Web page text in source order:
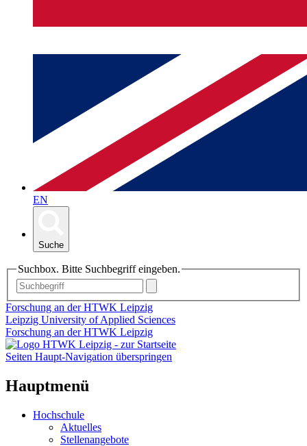
EN
Suche
Suchbox. Bitte Suchbegriff eingeben.
Forschung an der HTWK Leipzig
Leipzig University of Applied Sciences
Forschung an der HTWK Leipzig
Seiten Haupt-Navigation überspringen
Hauptmenü
Hochschule
Aktuelles
Stellenangebote